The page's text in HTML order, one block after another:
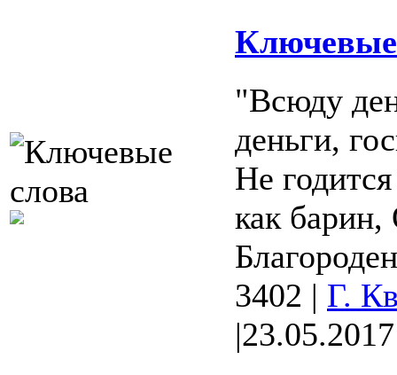
Ключевые
"Всюду
деньги,
Не
как
3402 | Г.
|23.05.2017